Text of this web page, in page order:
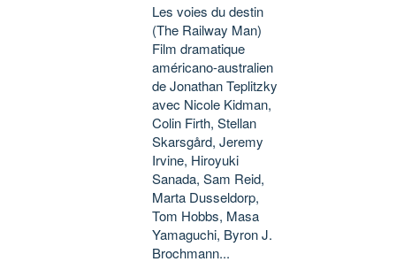
Les voies du destin
(The Railway Man)
Film dramatique
américano-australien
de Jonathan Teplitzky
avec Nicole Kidman,
Colin Firth, Stellan
Skarsgård, Jeremy
Irvine, Hiroyuki
Sanada, Sam Reid,
Marta Dusseldorp,
Tom Hobbs, Masa
Yamaguchi, Byron J.
Brochmann...